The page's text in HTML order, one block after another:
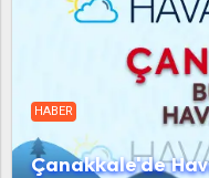
HABER
Çanakkale'de